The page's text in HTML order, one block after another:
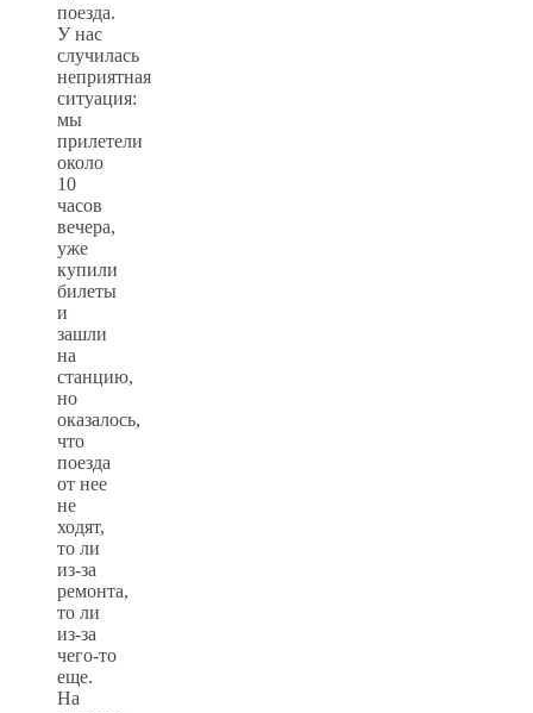
поезда.
У нас
случилась
неприятная
ситуация:
мы
прилетели
около
10
часов
вечера,
уже
купили
билеты
и
зашли
на
станцию,
но
оказалось,
что
поезда
от нее
не
ходят,
то ли
из-за
ремонта,
то ли
из-за
чего-то
еще.
На